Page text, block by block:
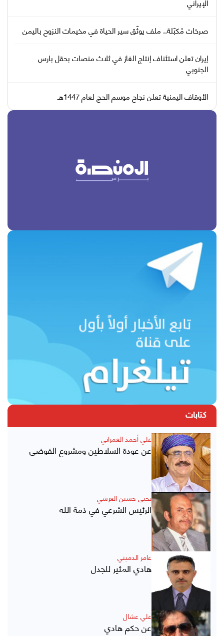
صرخات مُكبّلة.. ملف يوثّق سير الحياة في مخيمات النزوح باليمن
إيران تعلن استئناف إنتاج الغاز في ثلاث منصات بحقل بارس
الجنوبي
الأوقاف اليمنية تعلن نجاح موسم الحج لعام 1447هـ
كتابات
علي أحمد العمراني
عن عودة السلاطين ومشروع الفوضى
يحيى حسين العرشي
الرئيس الشرعي في ذمة الله
عامر الدميني
هادي المثير للجدل
علي عشال
عن حكم هادي